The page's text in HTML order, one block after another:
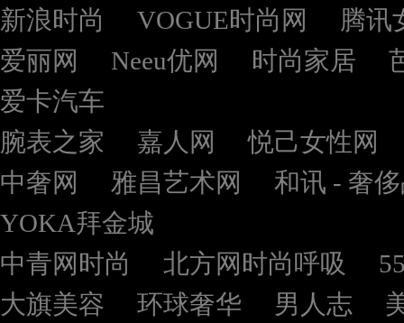
新浪时尚 VOGUE时尚网
腾讯
爱丽网
Neeu优网 时尚家居
爱卡汽车
腕表之家
嘉人网
悦己女性网
中奢网
雅昌艺术网
和讯 - 奢
YOKA拜金城
中青网时尚
北方网时尚呼吸
大旗美容
环球奢华 男人志